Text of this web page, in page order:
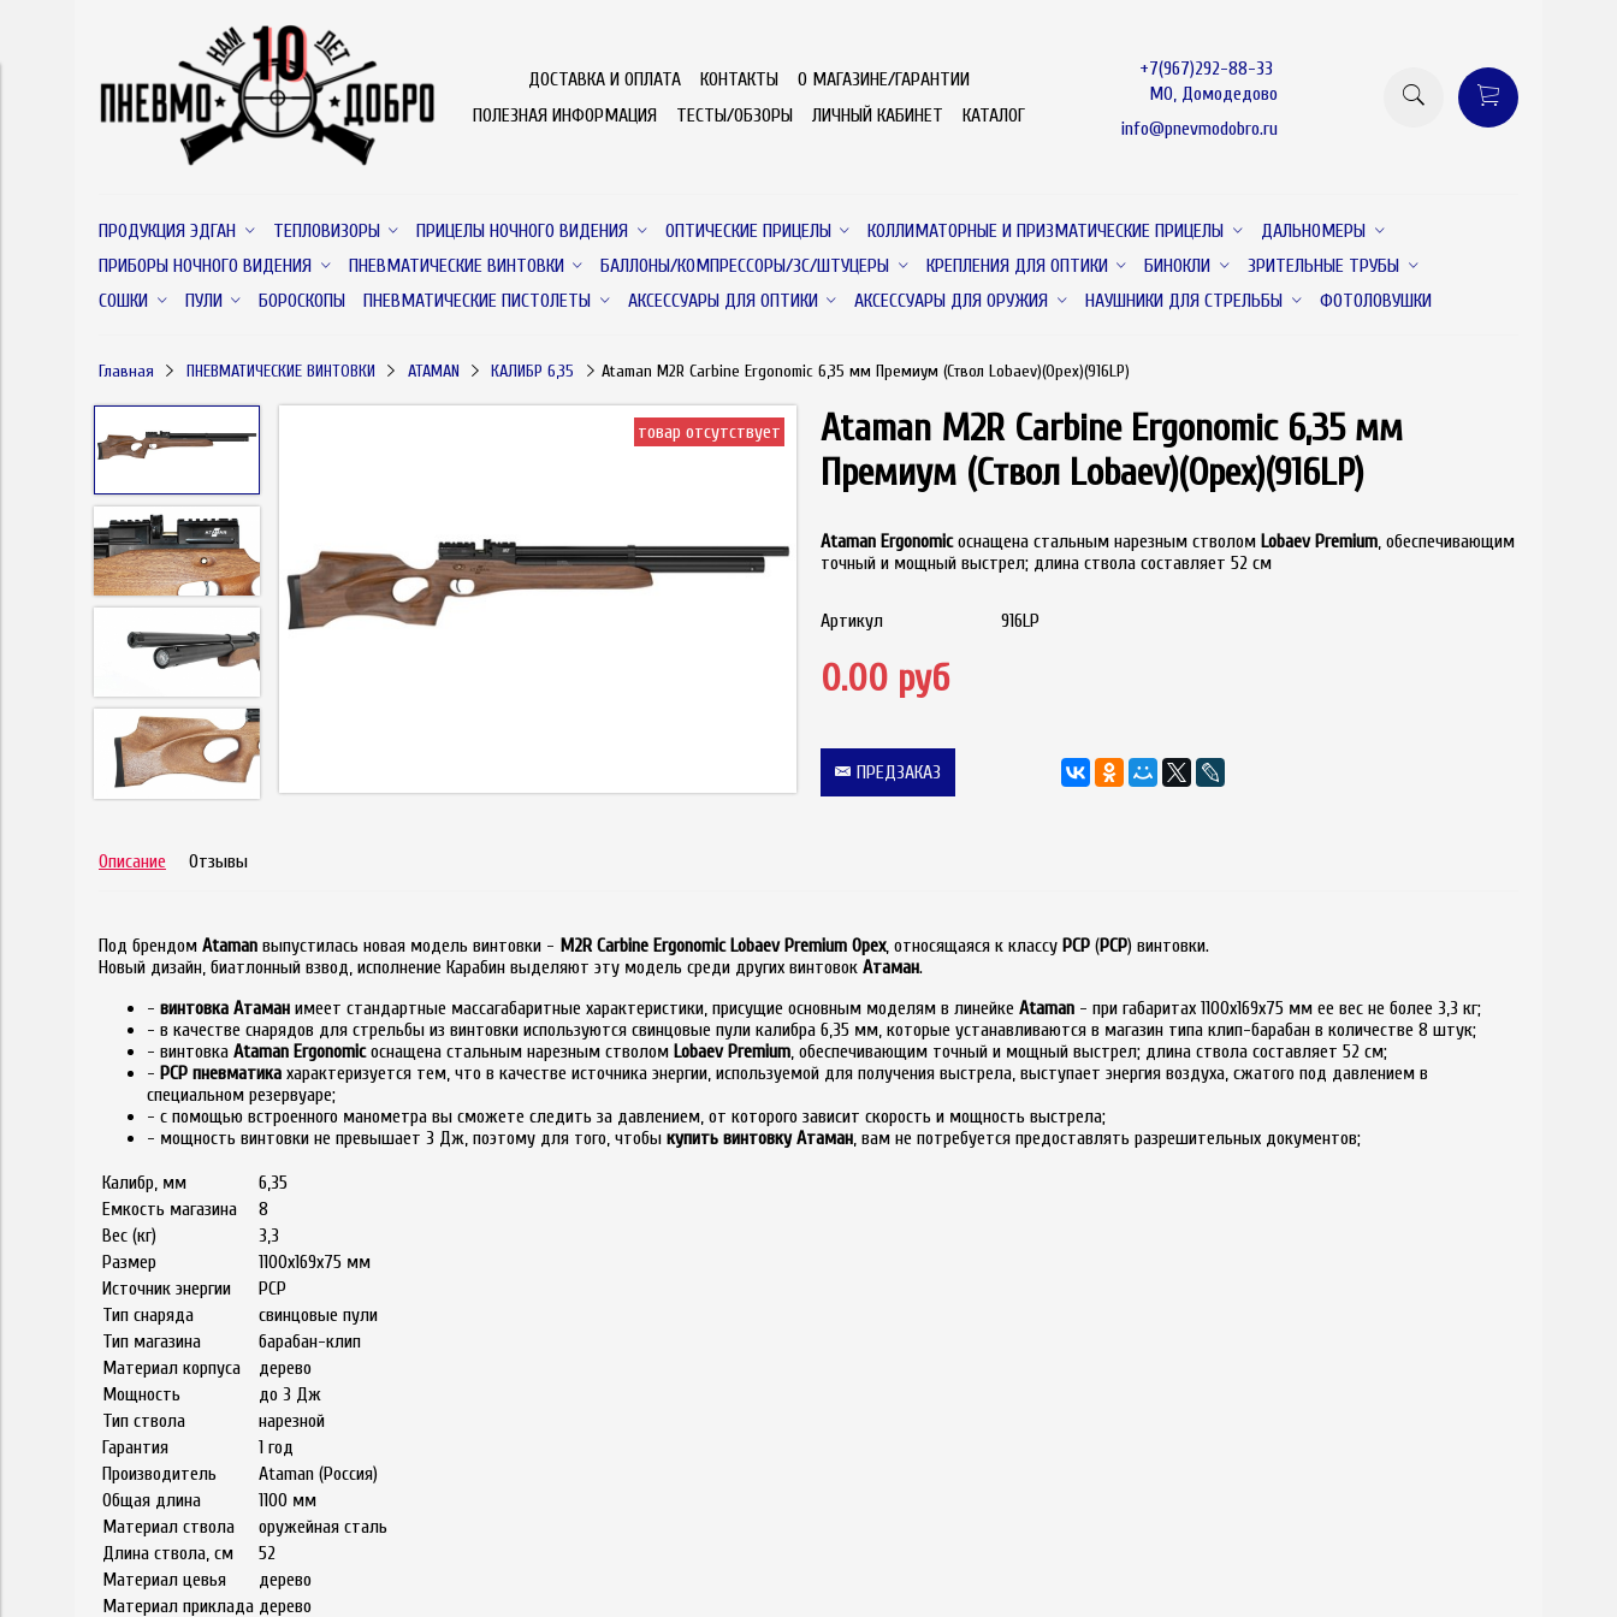
ДОСТАВКА И ОПЛАТА КОНТАКТЫ
О МАГАЗИНЕ/ГАРАНТИИ
ПОЛЕЗНАЯ ИНФОРМАЦИЯ
ТЕСТЫ/ОБЗОРЫ ЛИЧНЫЙ КАБИНЕТ КАТАЛОГ
+7(967)292-88-33
МО, Домодедово
info@pnevmodobro.ru
ПРОДУКЦИЯ ЭДГАН ТЕПЛОВИЗОРЫ ПРИЦЕЛЫ НОЧНОГО ВИДЕНИЯ ОПТИЧЕСКИЕ ПРИЦЕЛЫ КОЛЛИМАТОРНЫЕ И ПРИЗМАТИЧЕСКИЕ ПРИЦЕЛЫ
ДАЛЬНОМЕРЫ
ПРИБОРЫ НОЧНОГО ВИДЕНИЯ
ПНЕВМАТИЧЕСКИЕ ВИНТОВКИ БАЛЛОНЫ/КОМПРЕССОРЫ/ЗС/ШТУЦЕРЫ КРЕПЛЕНИЯ ДЛЯ ОПТИКИ БИНОКЛИ
ЗРИТЕЛЬНЫЕ ТРУБЫ
СОШКИ
ПУЛИ БОРОСКОПЫ ПНЕВМАТИЧЕСКИЕ ПИСТОЛЕТЫ АКСЕССУАРЫ ДЛЯ ОПТИКИ АКСЕССУАРЫ ДЛЯ ОРУЖИЯ НАУШНИКИ ДЛЯ СТРЕЛЬБЫ ФОТОЛОВУШКИ
Главная ПНЕВМАТИЧЕСКИЕ ВИНТОВКИ ATAMAN КАЛИБР 6,35 Ataman M2R Carbine Ergonomic 6,35 мм Премиум (Ствол Lobaev)(Орех)(916LP)
товар отсутствует товар отсутствует
Ataman M2R Carbine Ergonomic 6,35 мм
Премиум (Ствол Lobaev)(Орех)(916LP)
Ataman Ergonomic оснащена стальным нарезным стволом Lobaev Premium , обеспечивающим
точный и мощный выстрел; длина ствола составляет 52 см
Артикул 916LP
0.00 руб
ПРЕДЗАКАЗ
Описание Отзывы
Под брендом Ataman выпустилась новая модель винтовки - M2R Carbine ErgonomicLobaev Premium Орех, относящаяся к классу РСР (PCP) винтовки.
Новый дизайн, биатлонный взвод, исполнение Карабин выделяют эту модель среди других винтовок Атаман.
- винтовка Атаман имеет стандартные массагабаритные характеристики, присущие основным моделям в линейке Ataman - при габаритах 1100х169х75 мм ее вес не более 3,3 кг;
- в качестве снарядов для стрельбы из винтовки используются свинцовые пули калибра 6,35 мм, которые устанавливаются в магазин типа клип-барабан в количестве 8 штук;
- винтовка Ataman Ergonomic оснащена стальным нарезным стволом Lobaev Premium , обеспечивающим точный и мощный выстрел; длина ствола составляет 52 см;
- РСР пневматика характеризуется тем, что в качестве источника энергии, используемой для получения выстрела, выступает энергия воздуха, сжатого под давлением в
специальном резервуаре;
- с помощью встроенного манометра вы сможете следить за давлением, от которого зависит скорость и мощность выстрела;
- мощность винтовки не превышает 3 Дж, поэтому для того, чтобы купить винтовку Атаман , вам не потребуется предоставлять разрешительных документов;
Калибр, мм
6,35
Емкость магазина
8
Вес (кг)
3,3
Размер
1100х169х75 мм
Источник энергии
РСР
Тип снаряда
свинцовые пули
Тип магазина
барабан-клип
Материал корпуса
дерево
Мощность
до 3 Дж
Тип ствола
нарезной
Гарантия
1 год
Производитель
Ataman (Россия)
Общая длина
1100 мм
Материал ствола
оружейная сталь
Длина ствола, см
52
Материал цевья
дерево
Материал приклада дерево